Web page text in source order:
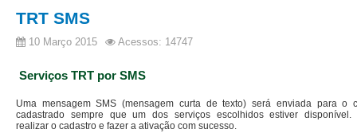
Comitê Gestor Regional do e-Gestão e de Tabelas
Processuais Unificadas
Comissão Regional de Pesquisa Judiciária e Ciência de
Dados
Comissão de Ética
TRT SMS
10 Março 2015 Acessos: 14747
Serviços TRT por SMS
Uma mensagem SMS (mensagem curta de texto) será enviada para o
cadastrado sempre que um dos serviços escolhidos estiver disponível.
realizar o cadastro e fazer a ativação com sucesso.